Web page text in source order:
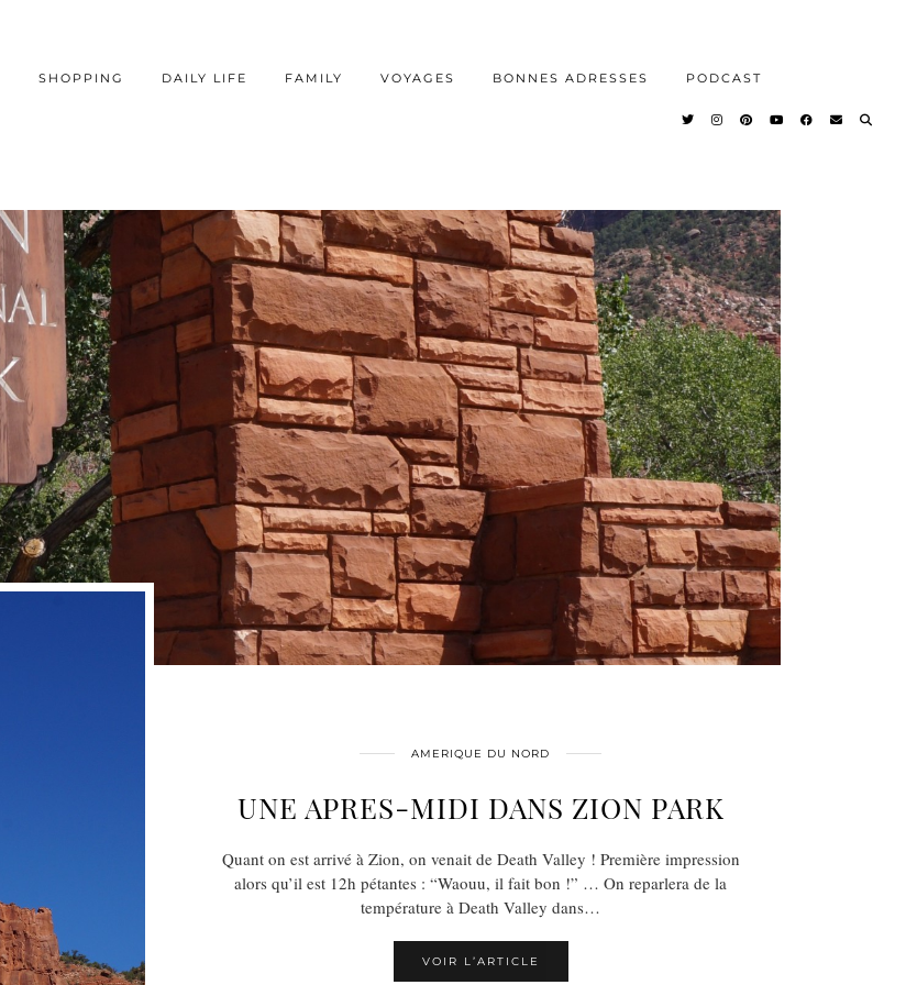
SHOPPING DAILY LIFE FAMILY VOYAGES BONNES ADRESSES PODCAST
AMERIQUE DU NORD
UNE APRES-MIDI DANS ZION PARK
Quant on est arrivé à Zion, on venait de Death Valley ! Première impression
alors qu’il est 12h pétantes : “Waouu, il fait bon !” … On reparlera de la
température à Death Valley dans…
VOIR L’ARTICLE